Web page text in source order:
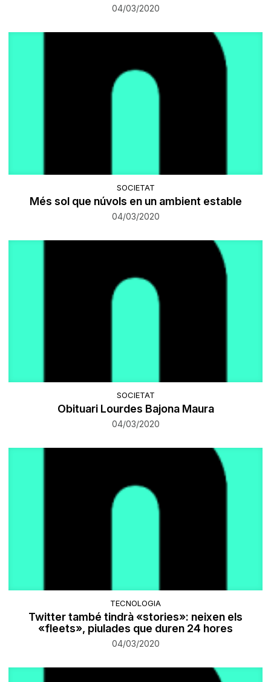
04/03/2020
SOCIETAT
Més sol que núvols en un ambient estable
04/03/2020
SOCIETAT
Obituari Lourdes Bajona Maura
04/03/2020
TECNOLOGIA
Twitter també tindrà «stories»: neixen els
«fleets», piulades que duren 24 hores
04/03/2020